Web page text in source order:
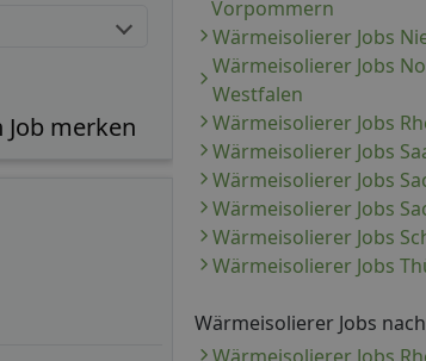
Vorpommern
Wärmeisolierer Jobs
Wärmeisolierer Jobs
Westfalen
Wärmeisolierer Jobs
Wärmeisolierer Jobs
Wärmeisolierer Jobs
Wärmeisolierer Jobs
Wärmeisolierer Jobs
Wärmeisolierer Jobs
Wärmeisolierer Jobs